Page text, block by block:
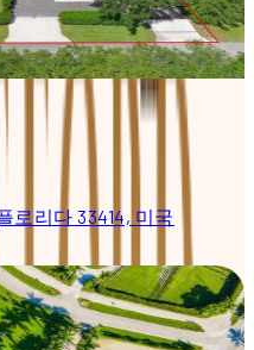
로리다 33414, 미국